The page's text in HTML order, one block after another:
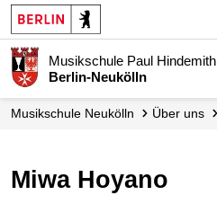
Musikschule Paul Hindemith
Berlin-Neukölln
Musikschule Neukölln Über uns
Miwa Hoyano